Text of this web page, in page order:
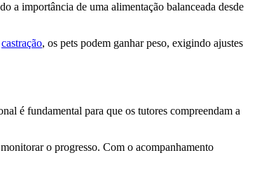
a importância de uma alimentação balanceada desde
castração, os pets podem ganhar peso, exigindo ajustes
é fundamental para que os tutores compreendam a
o progresso. Com o acompanhamento